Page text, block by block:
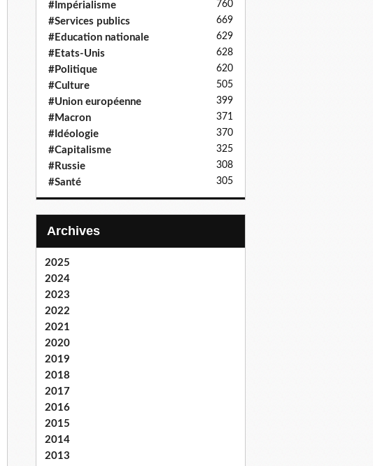
#Impérialisme 760
#Services publics 669
#Education nationale 629
#Etats-Unis 628
#Politique 620
#Culture 505
#Union européenne 399
#Macron 371
#Idéologie 370
#Capitalisme 325
#Russie 308
#Santé 305
Archives
2025
2024
2023
2022
2021
2020
2019
2018
2017
2016
2015
2014
2013